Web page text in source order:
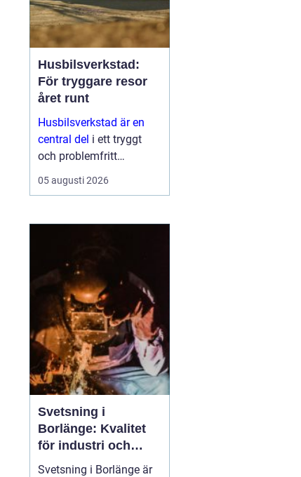
Husbilsverkstad:
För tryggare resor
året runt
Husbilsverkstad är en
central del i ett tryggt
och problemfritt
husbilsliv. När en husbil
används som både
05 augusti 2026
Svetsning i
Borlänge: Kvalitet
för industri och
konstruktion
Svetsning i Borlänge är